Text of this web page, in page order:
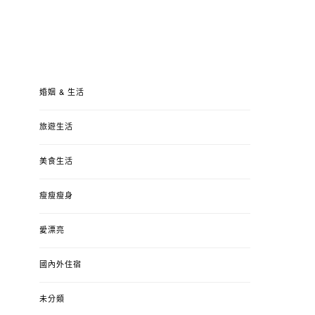
婚姻 & 生活
旅遊生活
美食生活
瘦瘦瘦身
愛漂亮
國內外住宿
未分類